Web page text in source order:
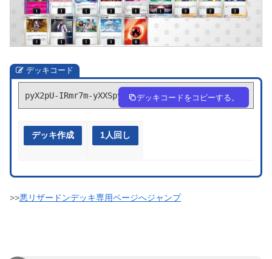
デッキコード
pyX2pU-IRmr7m-yXXSpy デッキコードをコピーする。
デッキ作成 1人回し
>>悪リザードンデッキ専用ページへジャンプ